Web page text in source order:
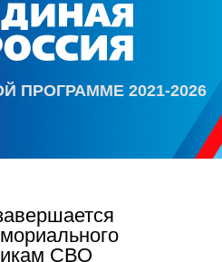
ПРОГРАММЕ 2021-2026
СВО